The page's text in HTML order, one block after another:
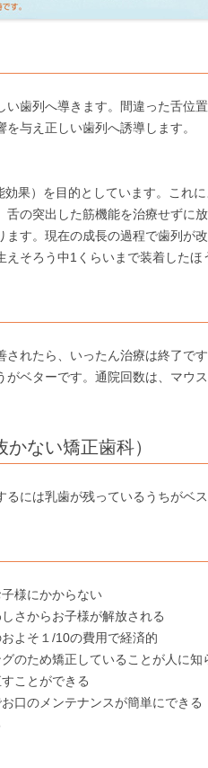
歯列へ導きます。間違った舌位
与え正しい歯列へ誘導します。
果）を目的としています。これ
の突出した筋機能を治療せずに
ます。現在の成長の過程で歯列が
そろう中1くらいまで装着したほ
されたら、いったん治療は終了で
がベターです。通院回数は、マウ
ない矯正歯科）
には乳歯が残っているうちがベ
様にかからない
さからお子様が解放される
よそ１/10の費用で経済的
のため矯正していることが人に知
ことができる
口のメンテナンスが簡単にできる